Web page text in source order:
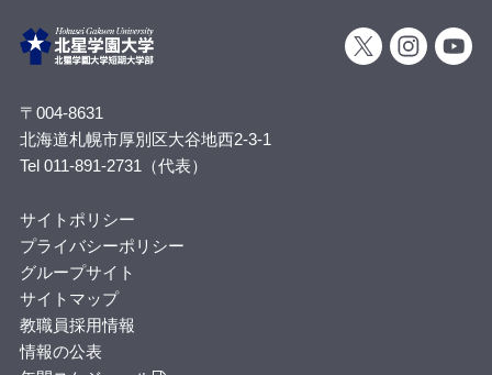
〒004-8631
北海道札幌市厚別区大谷地西2-3-1
Tel 011-891-2731（代表）
サイトポリシー
プライバシーポリシー
グループサイト
サイトマップ
教職員採用情報
情報の公表